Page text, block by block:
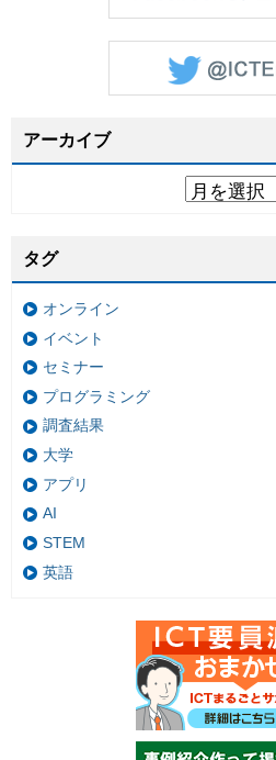
アーカイブ
タグ
オンライン
イベント
セミナー
プログラミング
調査結果
大学
アプリ
AI
STEM
英語